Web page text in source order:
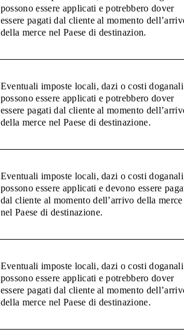
possono essere applicati e potrebbero dover
essere pagati dal cliente al momento
della merce nel Paese di destinazion.
Eventuali imposte locali, dazi o costi doganali
possono essere applicati e potrebbero dover
essere pagati dal cliente al momento
della merce nel Paese di destinazione.
Eventuali imposte locali, dazi o costi doganali
possono essere applicati e devono essere
dal cliente al momento dell’arrivo della merce
nel Paese di destinazione.
Eventuali imposte locali, dazi o costi doganali
possono essere applicati e potrebbero dover
essere pagati dal cliente al momento
della merce nel Paese di destinazione.